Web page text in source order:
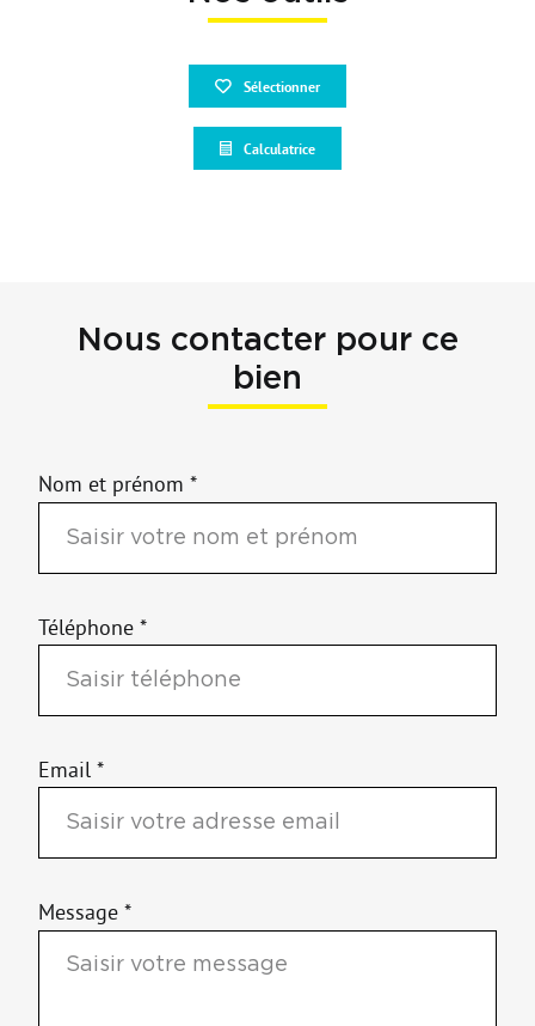
Sélectionner
Nous contacter pour ce
Nom et prénom *
Téléphone *
Email *
Message *